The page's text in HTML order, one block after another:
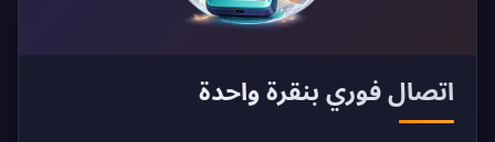
اتصال فوري بنقرة واحدة